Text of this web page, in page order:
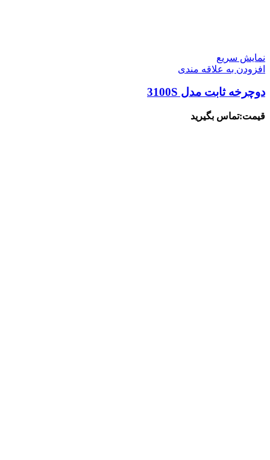
نمایش سریع
افزودن به علاقه مندی
دوچرخه ثابت مدل 3100S
قیمت:تماس بگیرید